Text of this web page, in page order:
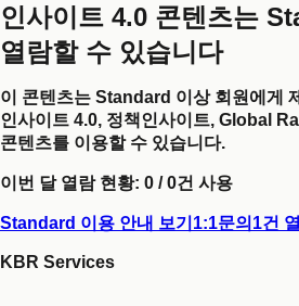
인사이트 4.0 콘텐츠는
열람할 수 있습니다
이 콘텐츠는 Standard 이상 회원에게
인사이트 4.0, 정책인사이트, Global
콘텐츠를 이용할 수 있습니다.
이번 달 열람 현황: 0 /0건 사용
Standard 이용 안내 보기 1:1문의 1건
KBR Services